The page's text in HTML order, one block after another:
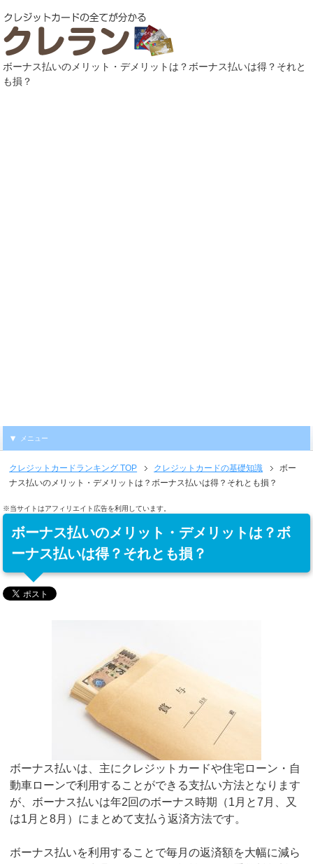
ボーナス払いのメリット・デメリットは？ボーナス払いは得？それと
も損？
メニュー
クレジットカードランキング TOP クレジットカードの基礎知識
ボー
ナス払いのメリット・デメリットは？ボーナス払いは得？それとも損？
※当サイトはアフィリエイト広告を利用しています。
ボーナス払いのメリット・デメリットは？ボ
ーナス払いは得？それとも損？
ボーナス払いは、主にクレジットカードや住宅ローン・自
動車ローンで利用することができる支払い方法となります
が、ボーナス払いは年2回のボーナス時期（1月と7月、又
は1月と8月）にまとめて支払う返済方法です。
ボーナス払いを利用することで毎月の返済額を大幅に減ら